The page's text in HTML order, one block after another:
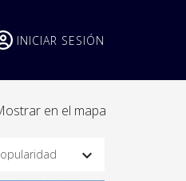
INICIAR SESIÓN
en el mapa